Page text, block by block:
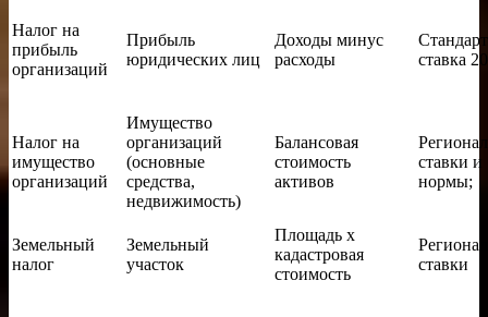
Налог на
прибыль
организаций
Прибыль
юридических лиц
Доходы минус
расходы
ставка
Налог на
имущество
организаций
Имущество
организаций
(основные
средства,
недвижимость)
Балансовая
стоимость
активов
ставки и
нормы;
Земельный
налог
Земельный
участок
Площадь x
кадастровая
стоимость
ставки